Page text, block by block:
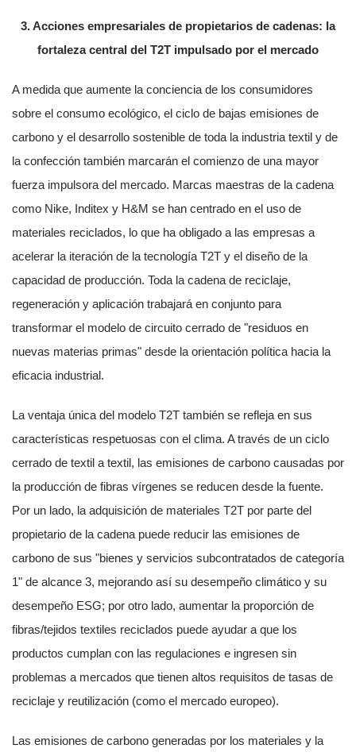
3. Acciones empresariales de propietarios de cadenas: la
fortaleza central del T2T impulsado por el mercado
A medida que aumente la conciencia de los consumidores
sobre el consumo ecológico, el ciclo de bajas emisiones de
carbono y el desarrollo sostenible de toda la industria textil y de
la confección también marcarán el comienzo de una mayor
fuerza impulsora del mercado. Marcas maestras de la cadena
como Nike, Inditex y H&M se han centrado en el uso de
materiales reciclados, lo que ha obligado a las empresas a
acelerar la iteración de la tecnología T2T y el diseño de la
capacidad de producción. Toda la cadena de reciclaje,
regeneración y aplicación trabajará en conjunto para
transformar el modelo de circuito cerrado de "residuos en
nuevas materias primas" desde la orientación política hacia la
eficacia industrial.
La ventaja única del modelo T2T también se refleja en sus
características respetuosas con el clima. A través de un ciclo
cerrado de textil a textil, las emisiones de carbono causadas por
la producción de fibras vírgenes se reducen desde la fuente.
Por un lado, la adquisición de materiales T2T por parte del
propietario de la cadena puede reducir las emisiones de
carbono de sus "bienes y servicios subcontratados de categoría
1" de alcance 3, mejorando así su desempeño climático y su
desempeño ESG; por otro lado, aumentar la proporción de
fibras/tejidos textiles reciclados puede ayudar a que los
productos cumplan con las regulaciones e ingresen sin
problemas a mercados que tienen altos requisitos de tasas de
reciclaje y reutilización (como el mercado europeo).
Las emisiones de carbono generadas por los materiales y la